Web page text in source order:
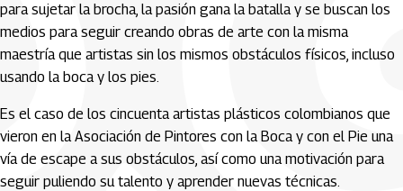
para sujetar la brocha, la pasión gana la batalla y se buscan los
medios para seguir creando obras de arte con la misma
maestría que artistas sin los mismos obstáculos físicos, incluso
usando la boca y los pies.
Es el caso de los cincuenta artistas plásticos colombianos que
vieron en la Asociación de Pintores con la Boca y con el Pie una
vía de escape a sus obstáculos, así como una motivación para
seguir puliendo su talento y aprender nuevas técnicas.